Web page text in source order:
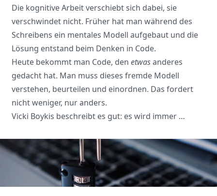
Die kognitive Arbeit verschiebt sich dabei, sie
verschwindet nicht. Früher hat man während des
Schreibens ein mentales Modell aufgebaut und die
Lösung entstand beim Denken in Code.
Heute bekommt man Code, den etwasanderes
gedacht hat. Man muss dieses fremde Modell
verstehen, beurteilen und einordnen. Das fordert
nicht weniger, nur anders.
Vicki Boykis beschreibt es gut: es wird immer …